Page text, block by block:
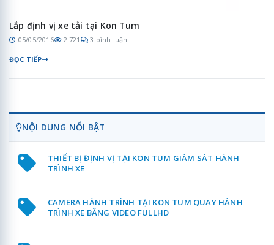
Lắp định vị xe tải tại Kon Tum
05/05/2016 2.721 3 bình luận
ĐỌC TIẾP
NỘI DUNG NỔI BẬT
THIẾT BỊ ĐỊNH VỊ TẠI KON TUM GIÁM SÁT HÀNH
TRÌNH XE
CAMERA HÀNH TRÌNH TẠI KON TUM QUAY HÀNH
TRÌNH XE BẰNG VIDEO FULLHD